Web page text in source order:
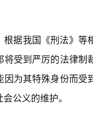
根据我国《刑法》
将受到严厉的法律
因为其特殊身份而
公义的维护。